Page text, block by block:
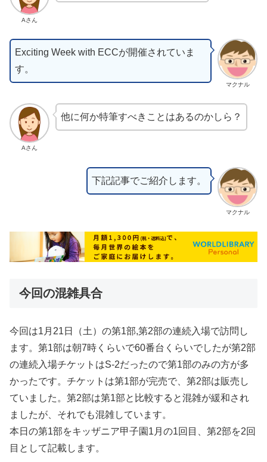
Aさん
マクナル
Exciting Week with ECCが開催されていま
す。
Aさん
他に何か特筆すべきことはあるのかしら？
マクナル
下記記事でご紹介します。
今回の混雑具合
今回は1月21日（土）の第1部,第2部の連続入場で訪問し
ます。第1部は朝7時くらいで60番台くらいでしたが第2部
の連続入場チケットはS-2だったので第1部のみの方が多
かったです。チケットは第1部が完売で、第2部は販売し
ていました。第2部は第1部と比較すると混雑が緩和され
ましたが、それでも混雑しています。
本日の第1部をキッザニア甲子園1月の1回目、第2部を2回
目として記載します。